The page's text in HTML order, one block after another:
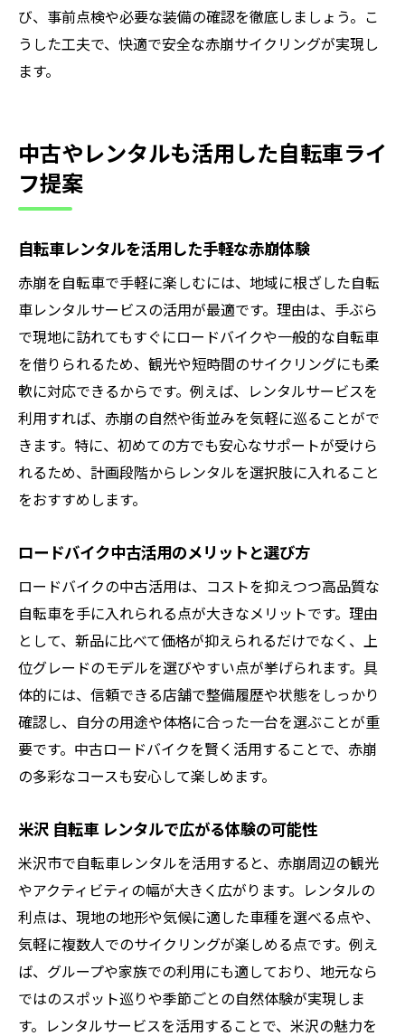
び、事前点検や必要な装備の確認を徹底しましょう。こ
うした工夫で、快適で安全な赤崩サイクリングが実現し
ます。
中古やレンタルも活用した自転車ライ
フ提案
自転車レンタルを活用した手軽な赤崩体験
赤崩を自転車で手軽に楽しむには、地域に根ざした自転
車レンタルサービスの活用が最適です。理由は、手ぶら
で現地に訪れてもすぐにロードバイクや一般的な自転車
を借りられるため、観光や短時間のサイクリングにも柔
軟に対応できるからです。例えば、レンタルサービスを
利用すれば、赤崩の自然や街並みを気軽に巡ることがで
きます。特に、初めての方でも安心なサポートが受けら
れるため、計画段階からレンタルを選択肢に入れること
をおすすめします。
ロードバイク中古活用のメリットと選び方
ロードバイクの中古活用は、コストを抑えつつ高品質な
自転車を手に入れられる点が大きなメリットです。理由
として、新品に比べて価格が抑えられるだけでなく、上
位グレードのモデルを選びやすい点が挙げられます。具
体的には、信頼できる店舗で整備履歴や状態をしっかり
確認し、自分の用途や体格に合った一台を選ぶことが重
要です。中古ロードバイクを賢く活用することで、赤崩
の多彩なコースも安心して楽しめます。
米沢 自転車 レンタルで広がる体験の可能性
米沢市で自転車レンタルを活用すると、赤崩周辺の観光
やアクティビティの幅が大きく広がります。レンタルの
利点は、現地の地形や気候に適した車種を選べる点や、
気軽に複数人でのサイクリングが楽しめる点です。例え
ば、グループや家族での利用にも適しており、地元なら
ではのスポット巡りや季節ごとの自然体験が実現しま
す。レンタルサービスを活用することで、米沢の魅力を